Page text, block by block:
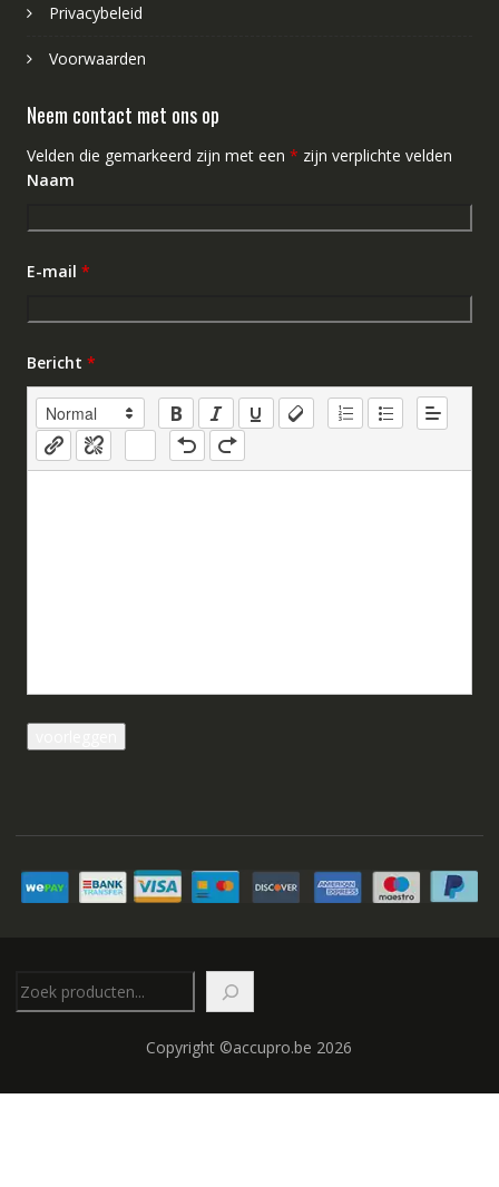
Privacybeleid
Voorwaarden
Neem contact met ons op
Velden die gemarkeerd zijn met een * zijn verplichte velden
Naam
E-mail *
Bericht *
Copyright ©accupro.be 2026